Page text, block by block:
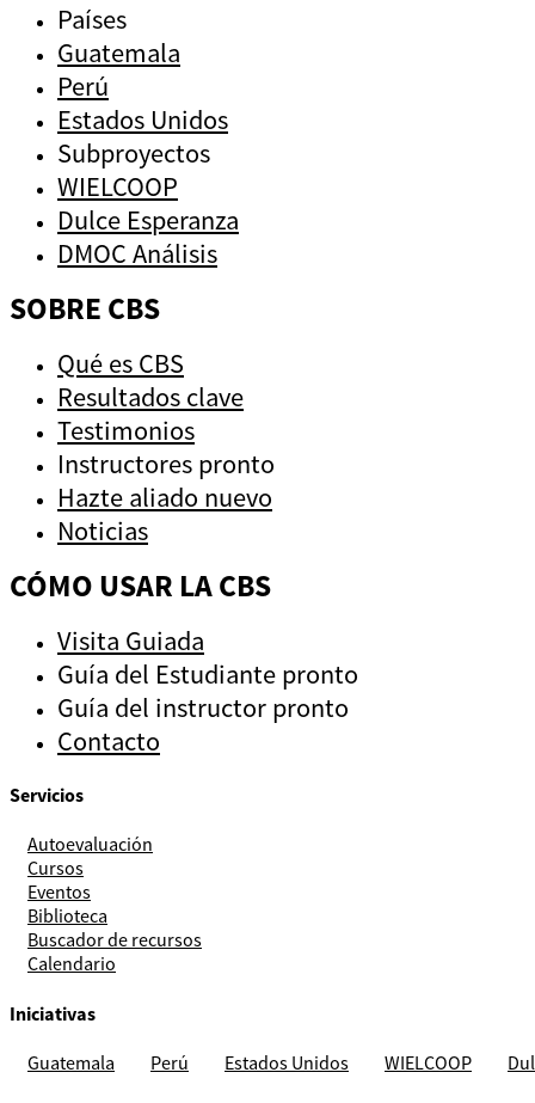
Países
Guatemala
Perú
Estados Unidos
Subproyectos
WIELCOOP
Dulce Esperanza
DMOC Análisis
SOBRE CBS
Qué es CBS
Resultados clave
Testimonios
Instructores pronto
Hazte aliado nuevo
Noticias
CÓMO USAR LA CBS
Visita Guiada
Guía del Estudiante pronto
Guía del instructor pronto
Contacto
Servicios
Autoevaluación
Cursos
Eventos
Biblioteca
Buscador de recursos
Calendario
Iniciativas
Guatemala Perú Estados Unidos WIELCOOP